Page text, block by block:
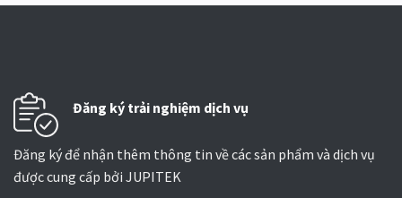
Đăng ký trải nghiệm dịch vụ
Đăng ký để nhận thêm thông tin về các sản phẩm và dịch vụ
được cung cấp bởi JUPITEK